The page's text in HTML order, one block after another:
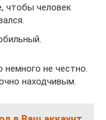
чтобы человек
немного не честно.
находчивым.